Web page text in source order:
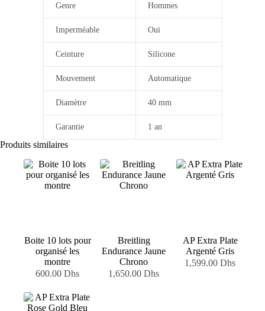
Genre Hommes
Imperméable Oui
Ceinture Silicone
Mouvement Automatique
Diamètre 40 mm
Garantie 1 an
Produits similaires
Boite 10 lots pour
organisé les
montre
600.00Dhs
Breitling
Endurance Jaune
Chrono
1,650.00Dhs
AP Extra Plate
Argenté Gris
1,599.00Dhs